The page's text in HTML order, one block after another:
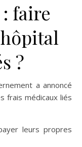
faire
?
a annoncé
frais médicaux liés
leurs propres